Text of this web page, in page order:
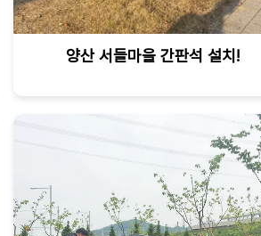
양산 서들마을 간판석 설치!